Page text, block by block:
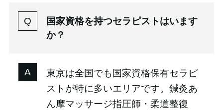
国家資格を持つセラピストはいます
か？
東京は全国でも国家資格保有セラピ
ストが特に多いエリアです。鍼灸あ
ん摩マッサージ指圧師・柔道整復